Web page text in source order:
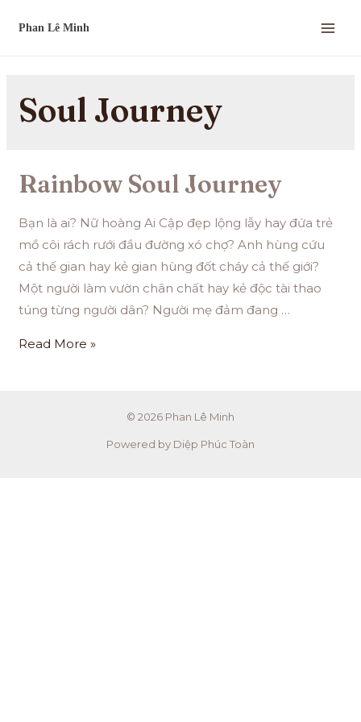
Soul Journey
Rainbow Soul Journey
Bạn là ai? Nữ hoàng Ai Cập đẹp lộng lẫy hay đứa trẻ
mồ côi rách rưới đầu đường xó chợ? Anh hùng cứu
cả thế gian hay kẻ gian hùng đốt cháy cả thế giới?
Một người làm vườn chân chất hay kẻ độc tài thao
túng từng người dân? Người mẹ đảm đang …
Read More »
© 2026 Phan Lê Minh
Powered by Diệp Phúc Toàn